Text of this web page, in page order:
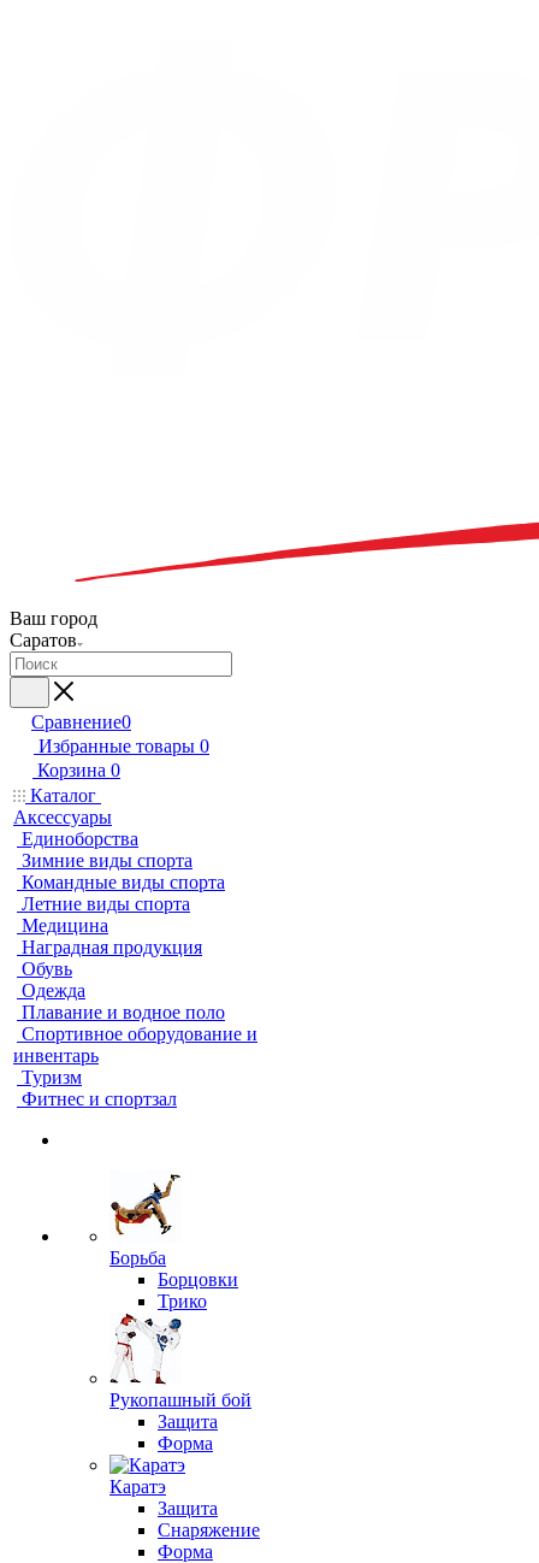
Ваш город
Саратов
Сравнение0
Избранные товары 0
Корзина 0
Каталог
Аксессуары
Единоборства
Зимние виды спорта
Командные виды спорта
Летние виды спорта
Медицина
Наградная продукция
Обувь
Одежда
Плавание и водное поло
Спортивное оборудование и
инвентарь
Туризм
Фитнес и спортзал
Борьба
Борцовки
Трико
Рукопашный бой
Защита
Форма
Каратэ
Защита
Снаряжение
Форма